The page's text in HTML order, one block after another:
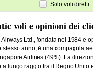
Solo voli diretti
voli e opinioni dei
Airways Ltd., fondata nel 1984 e
stesso anno, è una compagnia
Airlines (49%). La
a lungo raggio tra il Regno Unito